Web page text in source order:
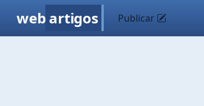
web artigos Publicar